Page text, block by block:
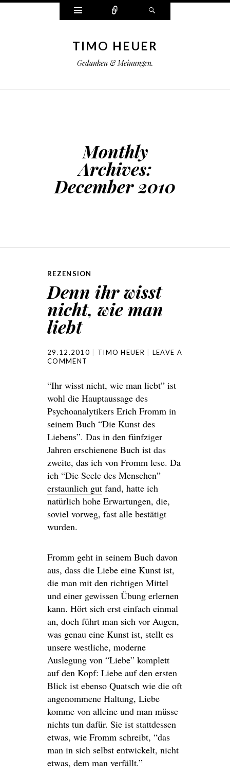
Widgets Connect
TIMO HEUER
Gedanken & Meinungen.
Monthly
Archives:
December 2010
REZENSION
Denn ihr wisst
nicht, wie man
liebt
29.12.2010 TIMO HEUER
LEAVE A
COMMENT
“Ihr wisst nicht, wie man liebt” ist
wohl die Hauptaussage des
Psychoanalytikers Erich Fromm in
seinem Buch “Die Kunst des
Liebens”. Das in den fünfziger
Jahren erschienene Buch ist das
zweite, das ich von Fromm lese. Da
ich “Die Seele des Menschen”
erstaunlich gut fand, hatte ich
natürlich hohe Erwartungen, die,
soviel vorweg, fast alle bestätigt
wurden.
Fromm geht in seinem Buch davon
aus, dass die Liebe eine Kunst ist,
die man mit den richtigen Mittel
und einer gewissen Übung erlernen
kann. Hört sich erst einfach einmal
an, doch führt man sich vor Augen,
was genau eine Kunst ist, stellt es
unsere westliche, moderne
Auslegung von “Liebe” komplett
auf den Kopf: Liebe auf den ersten
Blick ist ebenso Quatsch wie die oft
angenommene Haltung, Liebe
komme von alleine und man müsse
nichts tun dafür. Sie ist stattdessen
etwas, wie Fromm schreibt, “das
man in sich selbst entwickelt, nicht
etwas, dem man verfällt.”